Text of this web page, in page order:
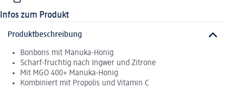
Infos zum Produkt
Produktbeschreibung
Bonbons mit Manuka-Honig
Scharf-fruchtig nach Ingwer und Zitrone
Mit MGO 400+ Manuka-Honig
Kombiniert mit Propolis und Vitamin C